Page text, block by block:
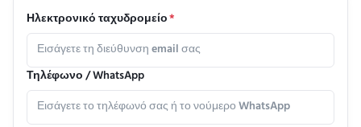
Ηλεκτρονικό ταχυδρομείο*
Τηλέφωνο / WhatsApp